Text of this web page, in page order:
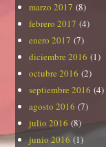
marzo 2017 (8)
febrero 2017 (4)
enero 2017 (7)
diciembre 2016 (1)
octubre 2016 (2)
septiembre 2016 (4)
agosto 2016 (7)
julio 2016 (8)
junio 2016 (1)